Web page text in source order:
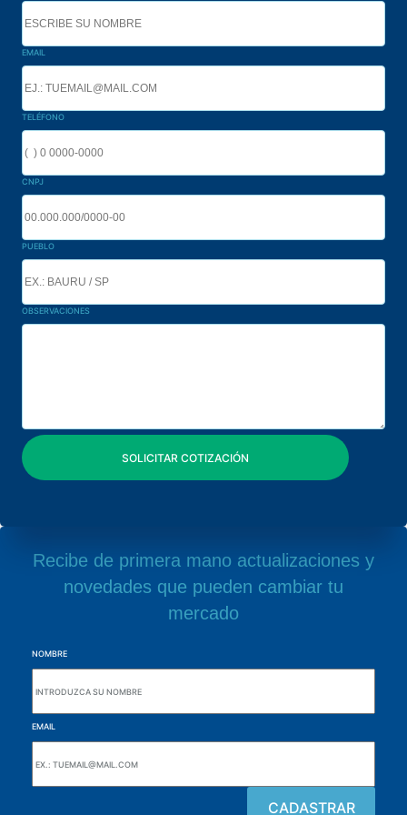
EMAIL
TELÉFONO
CNPJ
PUEBLO
OBSERVACIONES
Recibe de primera mano actualizaciones y
novedades que pueden cambiar tu
mercado
NOMBRE
EMAIL